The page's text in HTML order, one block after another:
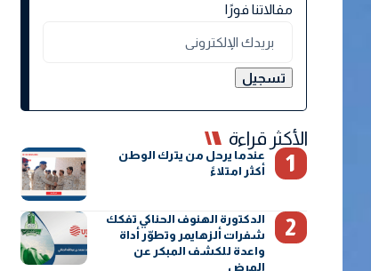
مقالاتنا فورًا
الأكثر قراءة
عندما يرحل من يترك الوطن
أكثر امتلاءً
الدكتورة الهنوف الحناكي تفكك
شفرات ألزهايمر وتطوّر أداة
واعدة للكشف المبكر عن
المرض